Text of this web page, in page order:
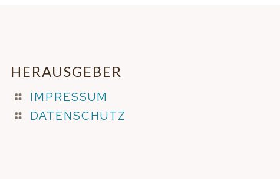
HERAUSGEBER
IMPRESSUM
DATENSCHUTZ